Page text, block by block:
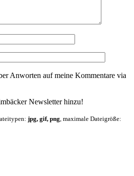
Anworten auf meine Kommentare via
Newsletter hinzu!
jpg, gif, png , maximale Dateigröße: